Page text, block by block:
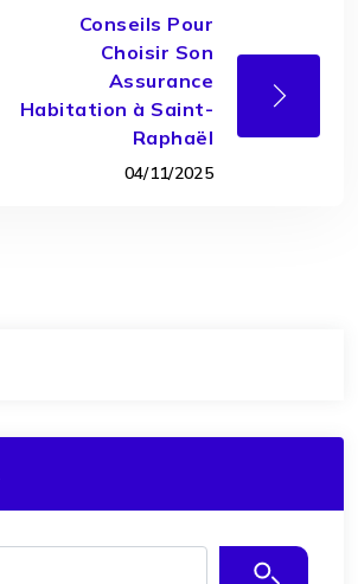
Conseils Pour
Choisir Son
Assurance
Habitation à Saint-
Raphaël
04/11/2025